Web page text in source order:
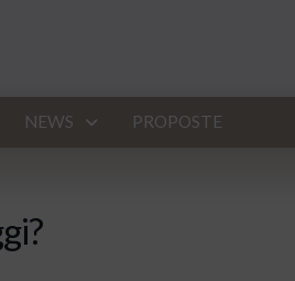
NEWS PROPOSTE